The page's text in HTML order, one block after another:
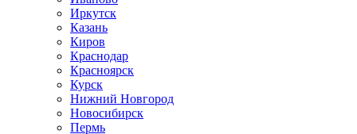
Иркутск
Казань
Киров
Краснодар
Красноярск
Курск
Нижний Новгород
Новосибирск
Пермь